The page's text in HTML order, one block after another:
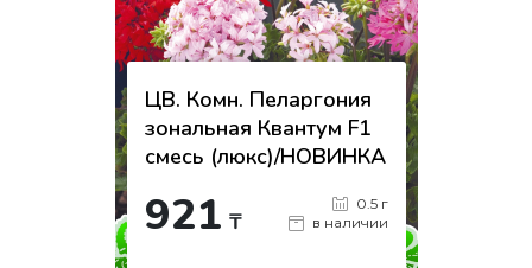
ЦВ. Комн. Пеларгония
зональная Квантум F1
смесь (люкс)/НОВИНКА
921 ₸
0.5 г
в наличии